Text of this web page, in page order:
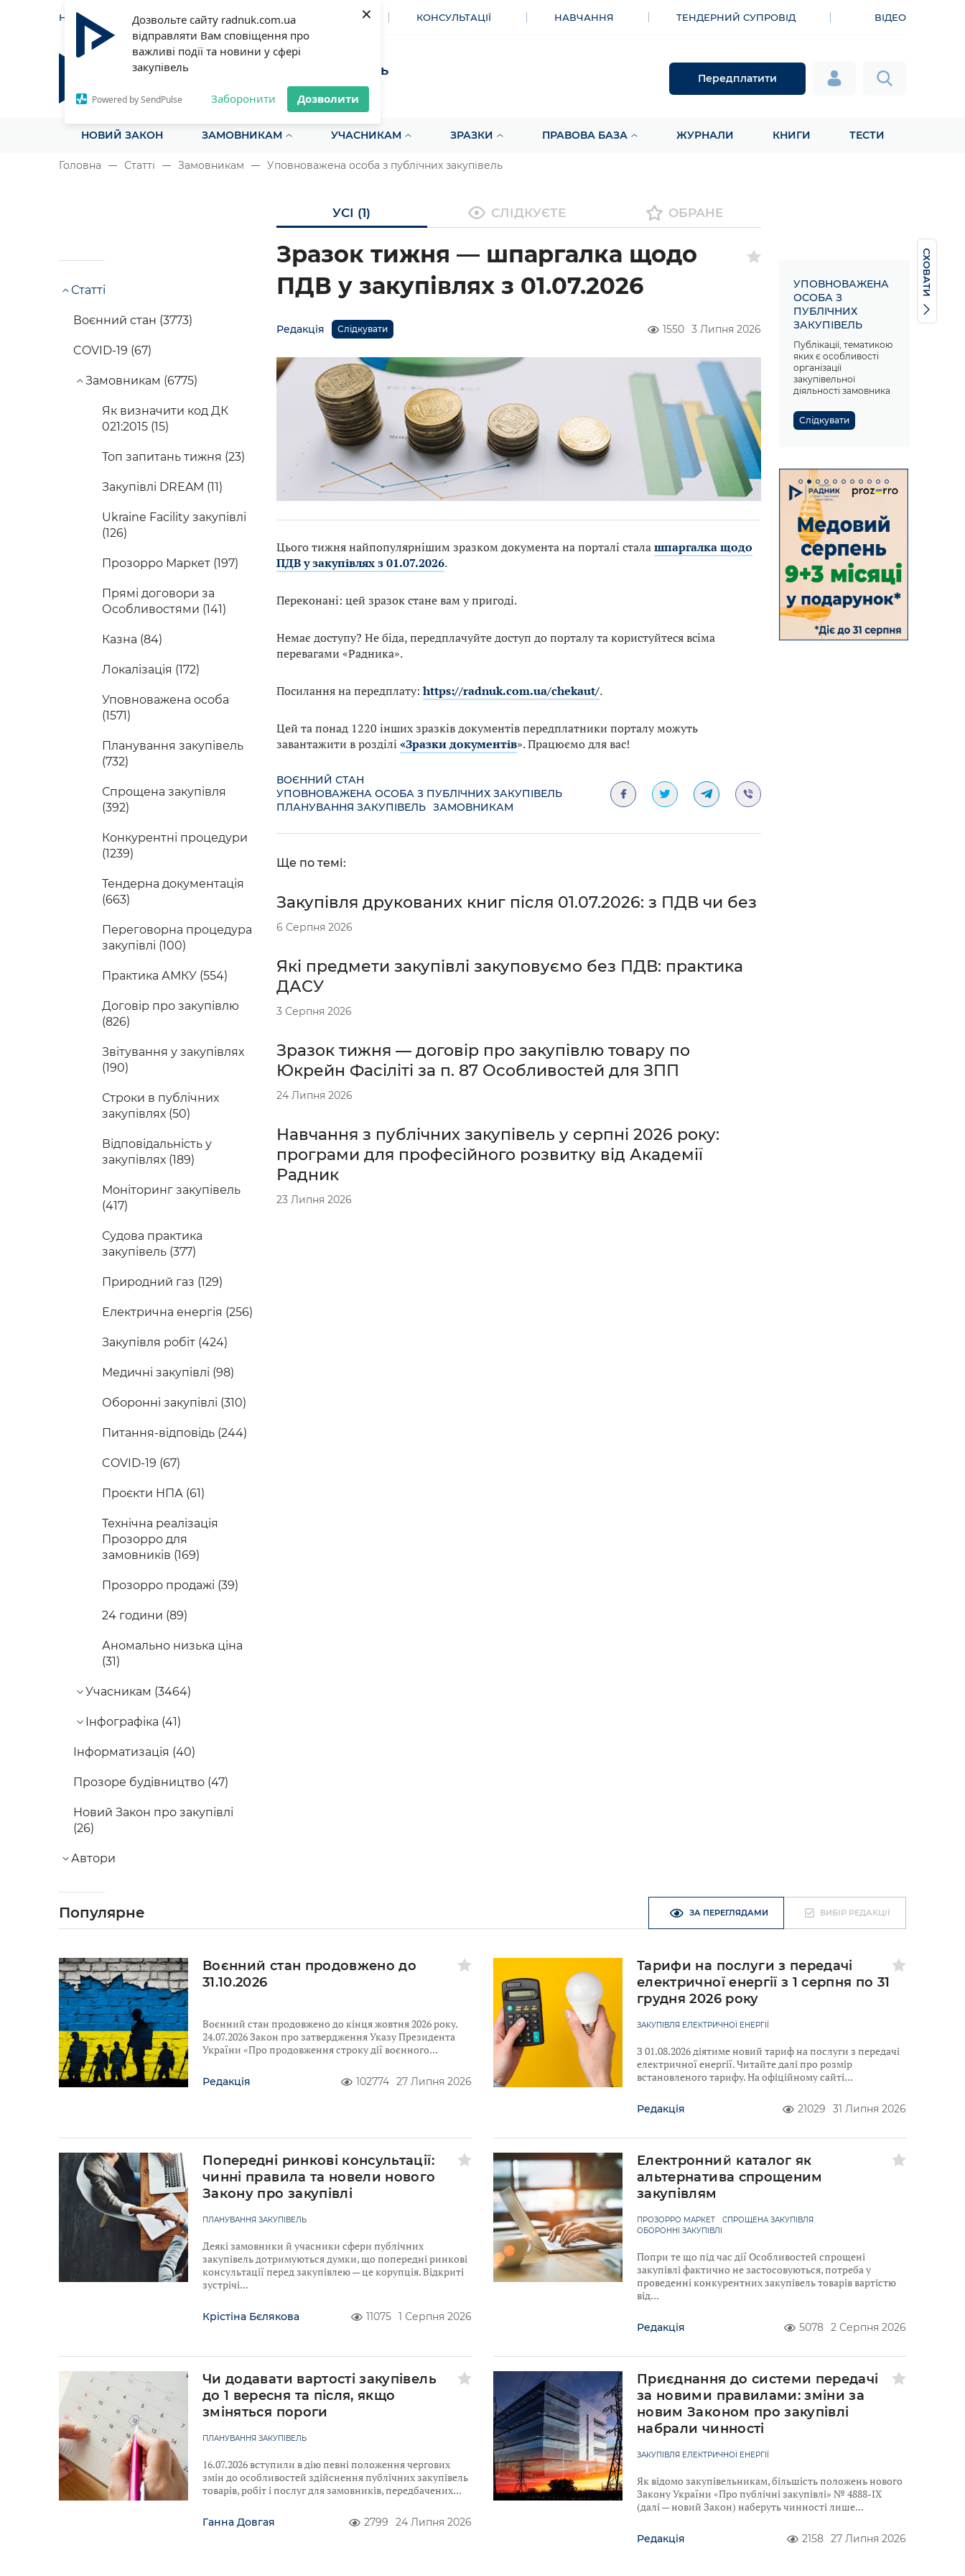
Дозвольте сайту radnuk.com.ua
відправляти Вам сповіщення про
важливі події та новини у сфері
закупівель
Powered by SendPulse Заборонити Дозволити
×
НОВИНИ СТАТТІ ІНСТРУМЕНТИ КОНСУЛЬТАЦІЇ НАВЧАННЯ ТЕНДЕРНИЙ СУПРОВІД ВІДЕО
Радник у сфері публічних закупівель
Все для закупівель на одному порталі
Передплатити
НОВИЙ ЗАКОН ЗАМОВНИКАМ УЧАСНИКАМ ЗРАЗКИ ПРАВОВА БАЗА ЖУРНАЛИ КНИГИ ТЕСТИ
Головна Статті Замовникам Уповноважена особа з публічних закупівель
УСІ (1) СЛІДКУЄТЕ ОБРАНЕ
Статті
Воєнний стан (3773)
COVID-19 (67)
Замовникам (6775)
Як визначити код ДК
021:2015 (15)
Топ запитань тижня (23)
Закупівлі DREAM (11)
Ukraine Facility закупівлі
(126)
Прозорро Маркет (197)
Прямі договори за
Особливостями (141)
Казна (84)
Локалізація (172)
Уповноважена особа
(1571)
Планування закупівель
(732)
Спрощена закупівля
(392)
Конкурентні процедури
(1239)
Тендерна документація
(663)
Переговорна процедура
закупівлі (100)
Практика АМКУ (554)
Договір про закупівлю
(826)
Звітування у закупівлях
(190)
Строки в публічних
закупівлях (50)
Відповідальність у
закупівлях (189)
Моніторинг закупівель
(417)
Судова практика
закупівель (377)
Природний газ (129)
Електрична енергія (256)
Закупівля робіт (424)
Медичні закупівлі (98)
Оборонні закупівлі (310)
Питання-відповідь (244)
COVID-19 (67)
Проєкти НПА (61)
Технічна реалізація
Прозорро для
замовників (169)
Прозорро продажі (39)
24 години (89)
Аномально низька ціна
(31)
Учасникам (3464)
Інфографіка (41)
Інформатизація (40)
Прозоре будівництво (47)
Новий Закон про закупівлі
(26)
Автори
Зразок тижня — шпаргалка щодо
ПДВ у закупівлях з 01.07.2026
Редакція Слідкувати 1550 3 Липня 2026
Цього тижня найпопулярнішим зразком документа на порталі сталашпаргалка щодо
ПДВ у закупівлях з 01.07.2026.
Переконані: цей зразок стане вам у пригоді.
Немає доступу? Не біда, передплачуйте доступ до порталу та користуйтеся всіма
перевагами «Радника».
Посилання на передплату: https://radnuk.com.ua/chekaut/.
Цей та понад 1220 інших зразків документів передплатники порталу можуть
завантажити в розділі «Зразки документів». Працюємо для вас!
ВОЄННИЙ СТАН
УПОВНОВАЖЕНА ОСОБА З ПУБЛІЧНИХ ЗАКУПІВЕЛЬ
ПЛАНУВАННЯ ЗАКУПІВЕЛЬ ЗАМОВНИКАМ
Ще по темі:
Закупівля друкованих книг після 01.07.2026: з ПДВ чи без
6 Серпня 2026
Які предмети закупівлі закуповуємо без ПДВ: практика
ДАСУ
3 Серпня 2026
Зразок тижня — договір про закупівлю товару по
Юкрейн Фасіліті за п. 87 Особливостей для ЗПП
24 Липня 2026
Навчання з публічних закупівель у серпні 2026 року:
програми для професійного розвитку від Академії
Радник
23 Липня 2026
УПОВНОВАЖЕНА
ОСОБА З
ПУБЛІЧНИХ
ЗАКУПІВЕЛЬ
Публікації, тематикою
яких є особливості
організації
закупівельної
діяльності замовника
Слідкувати
СХОВАТИ
Популярне ЗА ПЕРЕГЛЯДАМИ ВИБІР РЕДАКЦІЇ
Воєнний стан продовжено до
31.10.2026
Воєнний стан продовжено до кінця жовтня 2026 року.
24.07.2026 Закон про затвердження Указу Президента
України «Про продовження строку дії воєнного
Редакція 102774 27 Липня 2026
Тарифи на послуги з передачі
електричної енергії з 1 серпня по 31
грудня 2026 року
ЗАКУПІВЛЯ ЕЛЕКТРИЧНОЇ ЕНЕРГІЇ
З 01.08.2026 діятиме новий тариф на послуги з передачі
електричної енергії. Читайте далі про розмір
встановленого тарифу. На офіційному сайті
Редакція 21029 31 Липня 2026
Попередні ринкові консультації:
чинні правила та новели нового
Закону про закупівлі
ПЛАНУВАННЯ ЗАКУПІВЕЛЬ
Деякі замовники й учасники сфери публічних
закупівель дотримуються думки, що попередні ринкові
консультації перед закупівлею — це корупція. Відкриті
зустрічі
Крістіна Бєлякова 11075 1 Серпня 2026
Електронний каталог як
альтернатива спрощеним
закупівлям
ПРОЗОРРО МАРКЕТ
СПРОЩЕНА ЗАКУПІВЛЯ
ОБОРОННІ ЗАКУПІВЛІ
Попри те що під час дії Особливостей спрощені
закупівлі фактично не застосовуються, потреба у
проведенні конкурентних закупівель товарів вартістю
від
Редакція 5078 2 Серпня 2026
Чи додавати вартості закупівель
до 1 вересня та після, якщо
зміняться пороги
ПЛАНУВАННЯ ЗАКУПІВЕЛЬ
16.07.2026 вступили в дію певні положення чергових
змін до особливостей здійснення публічних закупівель
товарів, робіт і послуг для замовників, передбачених
Ганна Довгая 2799 24 Липня 2026
Приєднання до системи передачі
за новими правилами: зміни за
новим Законом про закупівлі
набрали чинності
ЗАКУПІВЛЯ ЕЛЕКТРИЧНОЇ ЕНЕРГІЇ
Як відомо закупівельникам, більшість положень нового
Закону України «Про публічні закупівлі» № 4888-IX
(далі — новий Закон) наберуть чинності лише
Редакція 2158 27 Липня 2026